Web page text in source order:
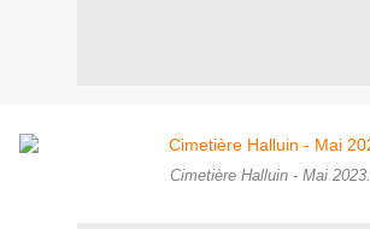
Cimetière Halluin - Mai 2023.